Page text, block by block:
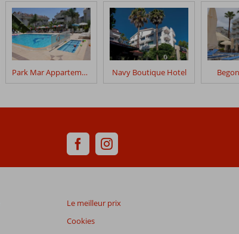
Park Mar Appartements Navy Boutique Hotel
Le meilleur prix
Cookies